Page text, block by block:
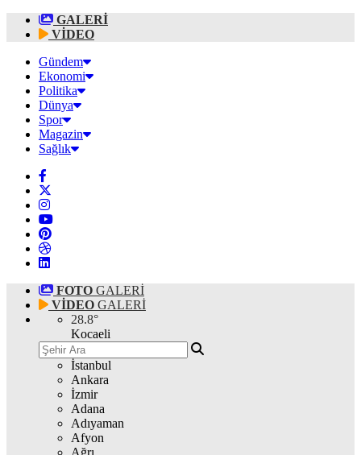
GALERİ
VİDEO
Gündem
Ekonomi
Politika
Dünya
Spor
Magazin
Sağlık
FOTO GALERİ
VİDEO GALERİ
28.8°
Kocaeli
İstanbul
Ankara
İzmir
Adana
Adıyaman
Afyon
Ağrı